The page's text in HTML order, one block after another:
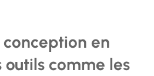
en
comme les